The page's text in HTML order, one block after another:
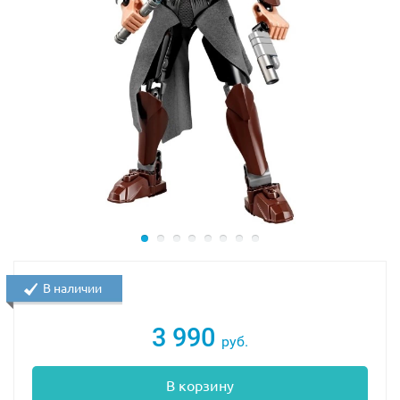
3 990 руб.
В корзину
В наличии